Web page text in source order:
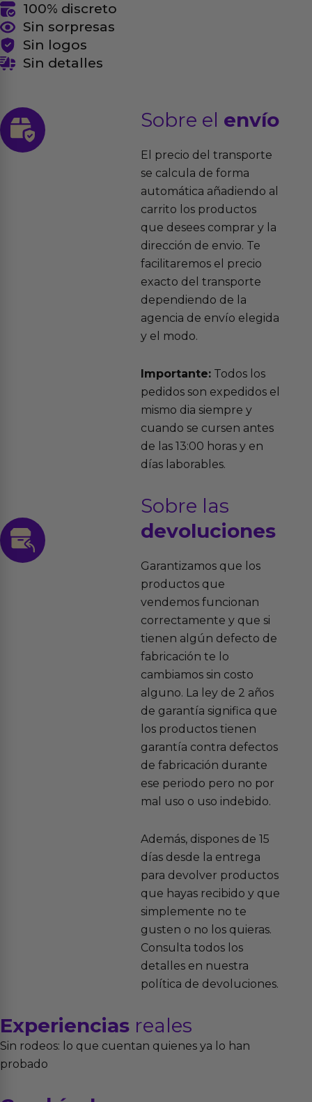
100% discreto
Sin sorpresas
Sin logos
Sin detalles
Sobre el envío
El precio del transporte
se calcula de forma
automática añadiendo al
carrito los productos
que desees comprar y la
dirección de envio. Te
facilitaremos el precio
exacto del transporte
dependiendo de la
agencia de envío elegida
y el modo.
Importante:Todos los
pedidos son expedidos el
mismo dia siempre y
cuando se cursen antes
de las 13:00 horas y en
días laborables.
Sobre las
devoluciones
Garantizamos que los
productos que
vendemos funcionan
correctamente y que si
tienen algún defecto de
fabricación te lo
cambiamos sin costo
alguno. La ley de 2 años
de garantía significa que
los productos tienen
garantía contra defectos
de fabricación durante
ese periodo pero no por
mal uso o uso indebido.
Además, dispones de 15
días desde la entrega
para devolver productos
que hayas recibido y que
simplemente no te
gusten o no los quieras.
Consulta todos los
detalles en nuestra
política de devoluciones.
Experiencias reales
Sin rodeos: lo que cuentan quienes ya lo han
probado